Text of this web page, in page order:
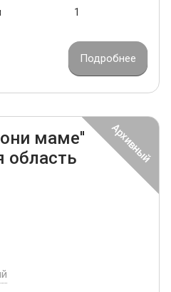
1
Подробнее
маме''
область